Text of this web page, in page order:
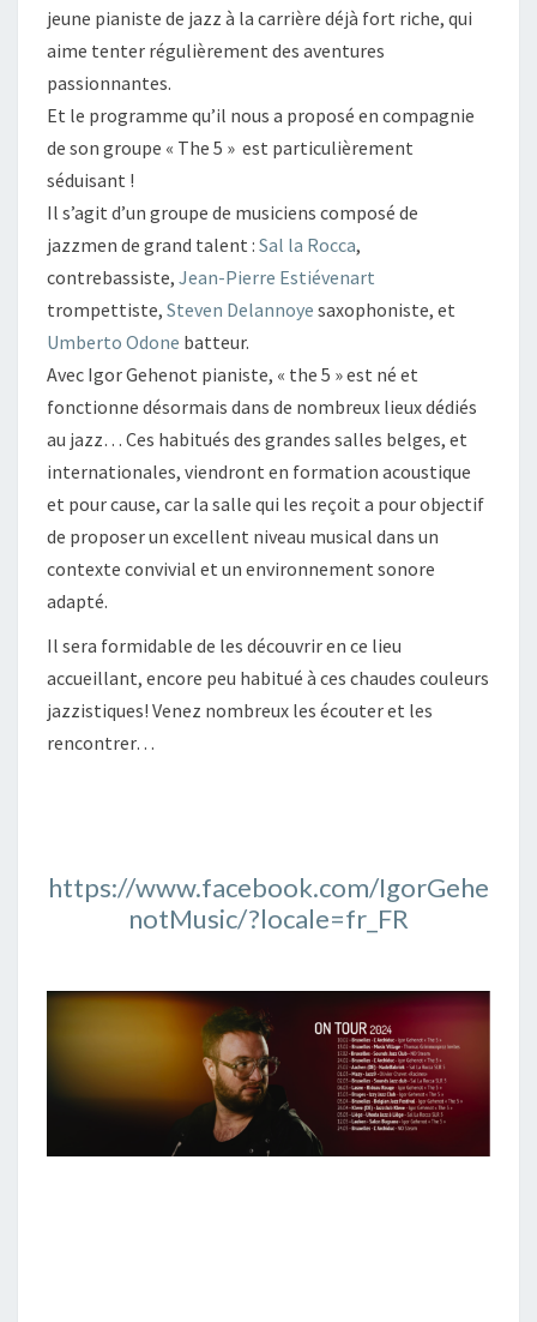
jeune pianiste de jazz à la carrière déjà fort riche, qui
aime tenter régulièrement des aventures
passionnantes.
Et le programme qu’il nous a proposé en compagnie
de son groupe « The 5 » est particulièrement
séduisant !
Il s’agit d’un groupe de musiciens composé de
jazzmen de grand talent : Sal la Rocca,
contrebassiste, Jean-Pierre Estiévenart
trompettiste, Steven Delannoye saxophoniste, et
Umberto Odone batteur.
Avec Igor Gehenot pianiste, « the 5 » est né et
fonctionne désormais dans de nombreux lieux dédiés
au jazz… Ces habitués des grandes salles belges, et
internationales, viendront en formation acoustique
et pour cause, car la salle qui les reçoit a pour objectif
de proposer un excellent niveau musical dans un
contexte convivial et un environnement sonore
adapté.
Il sera formidable de les découvrir en ce lieu
accueillant, encore peu habitué à ces chaudes couleurs
jazzistiques! Venez nombreux les écouter et les
rencontrer…
https://www.facebook.com/IgorGehe
notMusic/?locale=fr_FR